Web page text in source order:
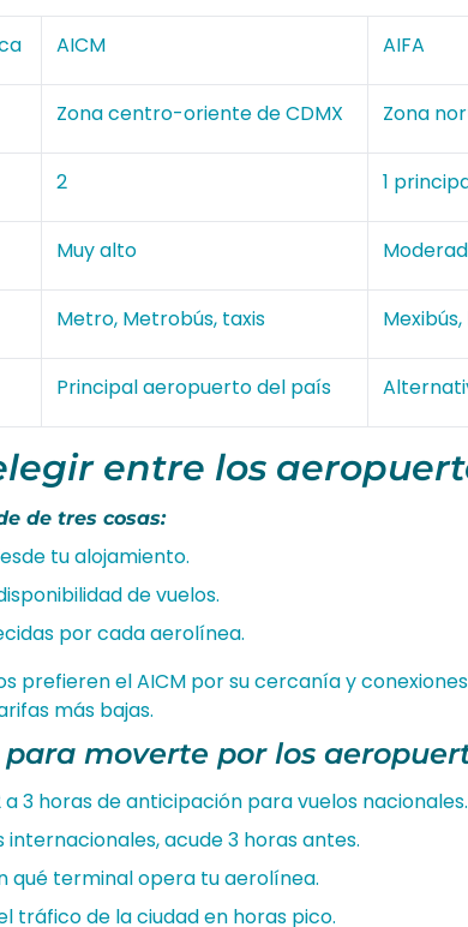
AICM AIFA
Zona centro-oriente de CDMX Zona
2 1
Muy alto
Metro, Metrobús, taxis
Principal aeropuerto del país
entre los
de tres cosas:
tu alojamiento.
de vuelos.
por cada aerolínea.
prefieren el AICM por su cercanía y
más bajas.
para moverte por los
a 3 horas de anticipación para vuelos nacionales.
internacionales, acude 3 horas antes.
qué terminal opera tu aerolínea.
tráfico de la ciudad en horas pico.